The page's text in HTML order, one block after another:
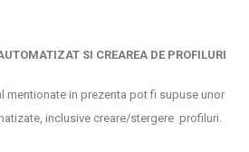
SI CREAREA DE PROFILURI
mentionate in prezenta pot fi supuse unor
inclusive creare/stergere profiluri.